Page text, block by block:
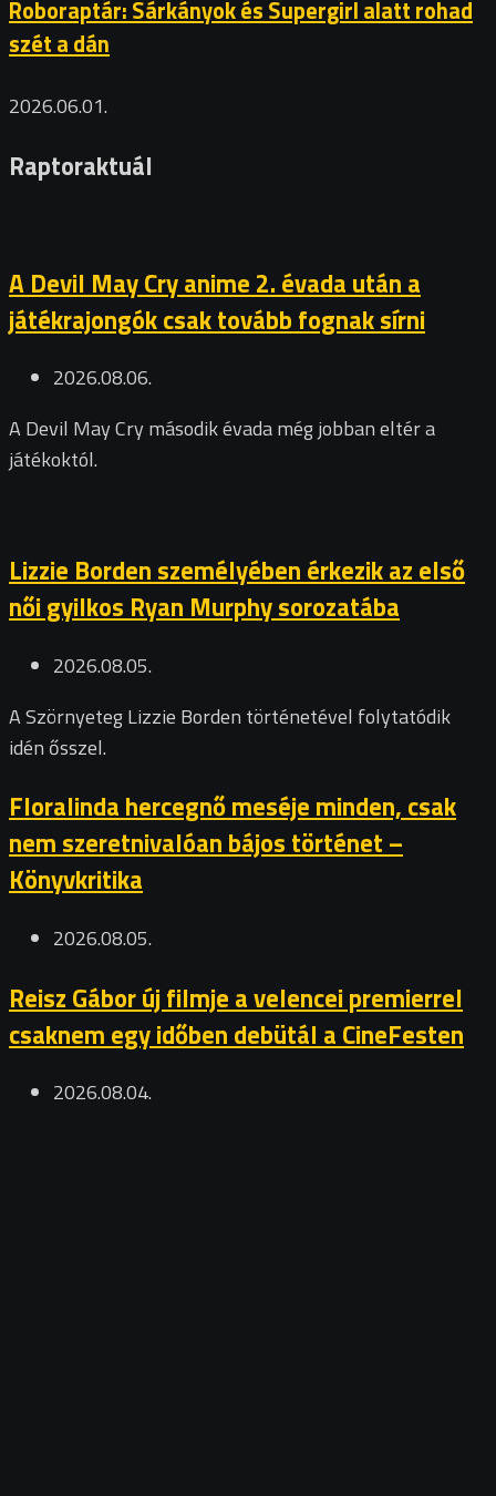
Roboraptár: Sárkányok és Supergirl alatt rohad
szét a dán
2026.06.01.
Raptoraktuál
A Devil May Cry anime 2. évada után a
játékrajongók csak tovább fognak sírni
2026.08.06.
A Devil May Cry második évada még jobban eltér a
játékoktól.
Lizzie Borden személyében érkezik az első
női gyilkos Ryan Murphy sorozatába
2026.08.05.
A Szörnyeteg Lizzie Borden történetével folytatódik
idén ősszel.
Floralinda hercegnő meséje minden, csak
nem szeretnivalóan bájos történet –
Könyvkritika
2026.08.05.
Reisz Gábor új filmje a velencei premierrel
csaknem egy időben debütál a CineFesten
2026.08.04.